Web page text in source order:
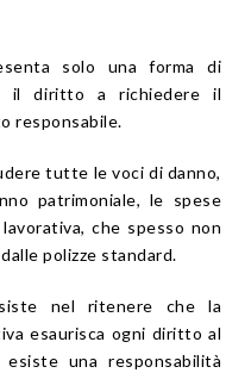
solo una forma di
il diritto a richiedere il
responsabile.
tutte le voci di danno,
patrimoniale, le spese
che spesso non
polizze standard.
nel ritenere che la
esaurisca ogni diritto al
una responsabilità